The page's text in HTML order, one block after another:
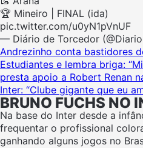
🏆 Mineiro | FINAL (ida)
pic.twitter.com/u0yN1pVnUF
— Diário de Torcedor
Andrezinho conta bastidores
Estudiantes e lembra briga:
presta apoio a Robert Renan
Inter: “Clube gigante que eu
BRUNO FUCHS NO
Na base do Inter desde a
frequentar o profissional
ganhando alguns jogos no